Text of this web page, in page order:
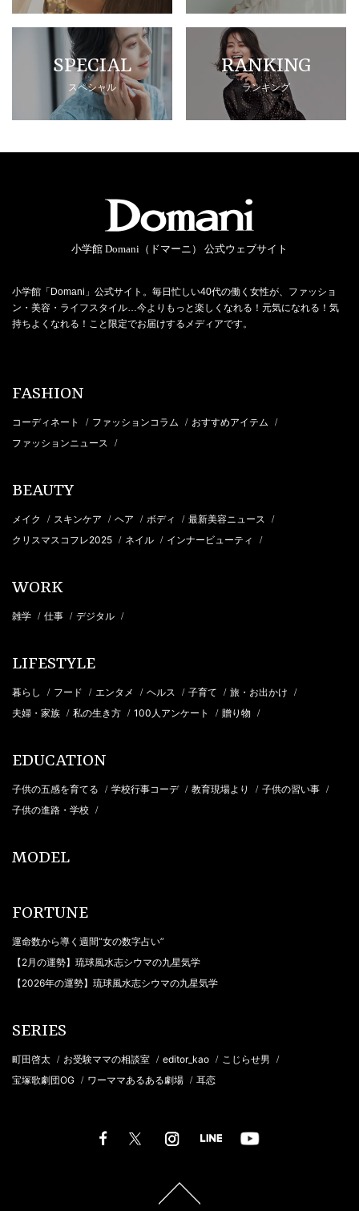
SPECIAL
スペシャル
RANKING
ランキング
小学館 Domani（ドマーニ） 公式ウェブサイト
小学館「Domani」公式サイト。毎日忙しい40代の働く女性が、ファッショ
ン・美容・ライフスタイル…今よりもっと楽しくなれる！元気になれる！気
持ちよくなれる！こと限定でお届けするメディアです。
FASHION
コーディネート / ファッションコラム / おすすめアイテム /
ファッションニュース /
BEAUTY
メイク / スキンケア / ヘア / ボディ / 最新美容ニュース /
クリスマスコフレ2025 / ネイル / インナービューティ /
WORK
雑学 / 仕事 / デジタル /
LIFESTYLE
暮らし / フード / エンタメ / ヘルス / 子育て / 旅・お出かけ /
夫婦・家族 / 私の生き方 / 100人アンケート / 贈り物 /
EDUCATION
子供の五感を育てる / 学校行事コーデ / 教育現場より / 子供の習い事 /
子供の進路・学校 /
MODEL
FORTUNE
運命数から導く週間“女の数字占い”
【2月の運勢】琉球風水志シウマの九星気学
【2026年の運勢】琉球風水志シウマの九星気学
SERIES
町田啓太 / お受験ママの相談室 / editor_kao / こじらせ男 /
宝塚歌劇団OG / ワーママあるある劇場 / 耳恋